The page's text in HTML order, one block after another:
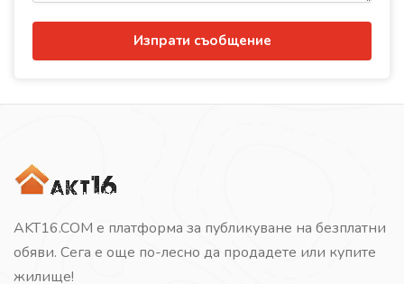
Изпрати съобщение
AKT16.COM е платформа за публикуване на безплатни
обяви. Сега е още по-лесно да продадете или купите
жилище!